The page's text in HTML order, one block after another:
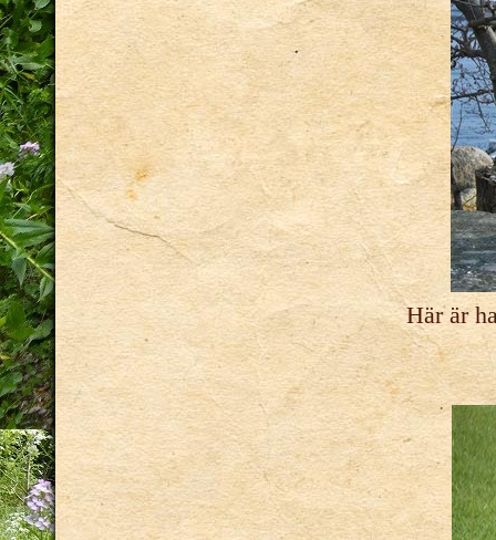
Här är